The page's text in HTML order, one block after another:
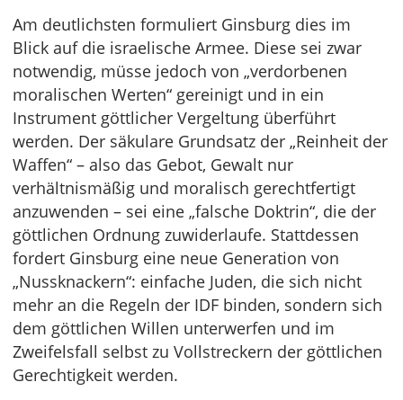
Am deutlichsten formuliert Ginsburg dies im
Blick auf die israelische Armee. Diese sei zwar
notwendig, müsse jedoch von „verdorbenen
moralischen Werten“ gereinigt und in ein
Instrument göttlicher Vergeltung überführt
werden. Der säkulare Grundsatz der „Reinheit der
Waffen“ – also das Gebot, Gewalt nur
verhältnismäßig und moralisch gerechtfertigt
anzuwenden – sei eine „falsche Doktrin“, die der
göttlichen Ordnung zuwiderlaufe. Stattdessen
fordert Ginsburg eine neue Generation von
„Nussknackern“: einfache Juden, die sich nicht
mehr an die Regeln der IDF binden, sondern sich
dem göttlichen Willen unterwerfen und im
Zweifelsfall selbst zu Vollstreckern der göttlichen
Gerechtigkeit werden.